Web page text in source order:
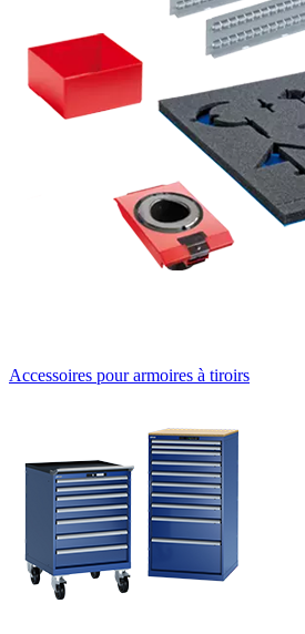
Accessoires pour armoires à tiroirs